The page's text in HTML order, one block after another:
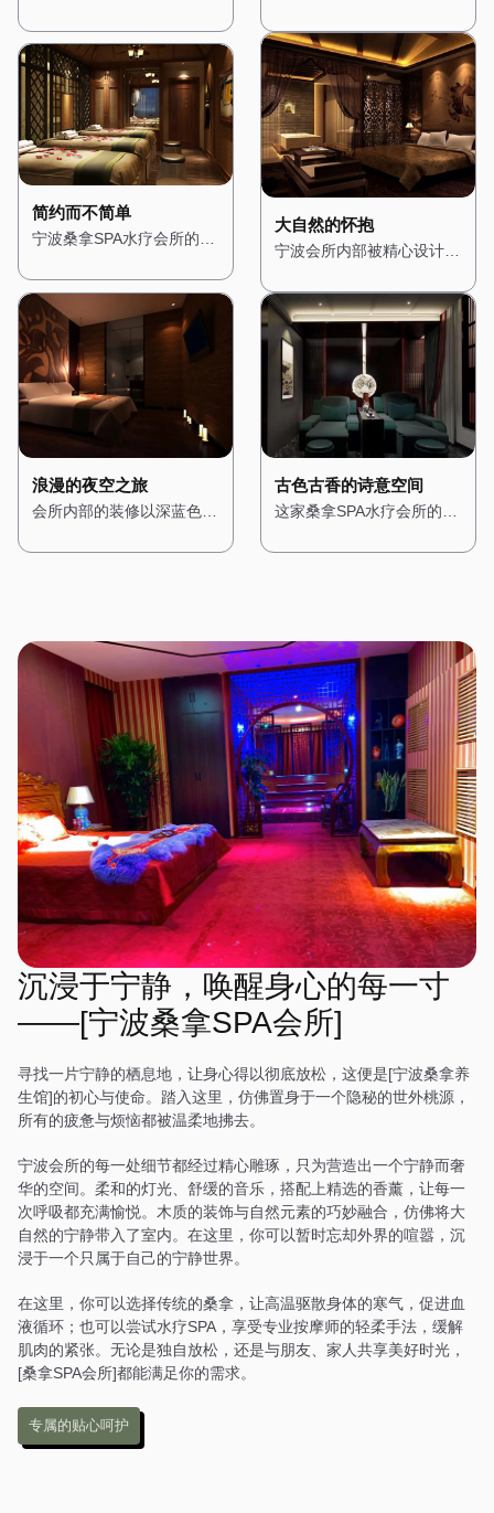
光，营造出一种温馨而宁静
的氛围。桑拿房被设计成半
开放式，四周环绕着绿植，
让人在享受桑拿的同时，也
能感受到自然的气息。水疗
区域则配备了舒适的按摩床
和私人浴缸，每个角落都经
松身心的同时，也能享受视
觉上的愉悦。 这里不仅是
一个远离都市喧嚣的隐秘花
园，让每一位顾客都能在这
里找到属于自己的宁静。
益彰，展现出极致的奢华
感。桑拿房采用进口的芬兰
桑拿设备，内部装饰以高档
木材为主，搭配柔软的皮革
座椅，让人在享受桑拿时也
能感受到舒适与尊贵。水疗
区域则配备了私人水疗套
房，每个房间都配有独立的
蒸汽房、按摩床和私人浴
缸，确保顾客在享受服务时
的私密性。 在这里，每一
待遇，无论是从环境的布置
还是服务的细节，都让人感
受到无与伦比的奢华体验。
在为顾客提供一个心灵的栖
息之所。一进门，便能看到
一个小型的禅意花园，潺潺
的流水声与鸟鸣交织在一
起，营造出一种宁静而祥和
的氛围。 会所内部的装修
以木质为主，搭配淡雅的色
之美。墙壁上挂着禅意的挂
画，角落里摆放着精致的佛
淡的檀香，让人瞬间放松下
来。 桑拿房的设计简约而
精致，采用传统的日式风
格，搭配竹编的装饰和榻榻
米，让人在享受桑拿的同
时，也能感受到禅意的宁
静。水疗区域则配备了舒适
的按摩床和私人浴缸，每个
房间都经过精心布置，搭配
柔软的棉麻布艺，营造出一
种温馨而舒适的感觉。 在
仿佛置身于阳光明媚的海边
小镇。一进门，便能看到蓝
白相间的装饰色调，搭配拱
形的门窗和马赛克瓷砖，展
现出浓郁的地中海风格。
会所内部的装修以明亮的色
调为主，搭配木质的家具和
装饰，营造出一种轻松而愉
悦的氛围。墙壁上挂着地中
海风格的挂画，描绘着湛蓝
仿佛能感受到阳光的温暖。
桑拿房被设计成圆形，四周
环绕着蓝色的瓷砖，搭配白
色的装饰线条，仿佛置身于
海洋之中。水疗区域则配备
了舒适的按摩床和私人浴
缸，每个房间都经过精心布
置，搭配蓝色的窗帘和海洋
元素的装饰，营造出一种浪
漫而惬意的感觉。 在这
里，每一次呼吸都能感受到
简约而不简单
宁波桑拿SPA水疗会所的设
都市的时尚与精致。一进
门，便能看到大面积的玻璃
幕墙，将自然光线引入室
内，营造出明亮而通透的氛
围。 会所内部的装修以白
色和灰色为主色调，搭配简
洁的线条和几何图形，展现
艺术作品，搭配现代感十足
的家具，让人感受到都市的
床和私人浴缸，每个房间都
经过精心设计，搭配简洁的
装饰和舒适的布艺，营造出
一种温馨而舒适的感觉。
在这里，简约的设计风格与
高端的设施设备相结合，为
顾客提供了一个时尚而舒适
的放松空间。
大自然的怀抱
宁波会所内部被精心设计成
木质的装饰与绿植随处可
见，让人瞬间忘却城市的喧
嚣。 墙壁上挂着森林主题
的画作，搭配柔和的灯光，
营造出一种温暖而宁静的氛
围。空气中弥漫着松木的清
香，仿佛置身于真正的森林
之中。桑拿房采用天然木材
搭建，搭配石质的地面，让
人在享受桑拿的同时，也能
静。 水疗区域则配备了私
了自然的气息，每一次放松
都是一场与大自然的亲密对
话。
浪漫的夜空之旅
会所内部的装修以深蓝色和
装饰线条，展现出一种神秘
桑拿房被设计成半圆形，天
花板上装饰着星空灯，让人
在享受桑拿时仿佛置身于星
空之下。水疗区域则配备了
舒适的按摩床和私人浴缸，
每个房间都经过精心布置，
搭配星空主题的装饰，营造
出一种浪漫而宁静的感觉。
在这里，每一次放松都是一
场星空下的梦境之旅。
古色古香的诗意空间
这家桑拿SPA水疗会所的设
人仿佛穿越回了古代的宫
的中式灯具，营造出一种庄
重而典雅的氛围。 会所内
部的装修以木质为主，搭配
传统的中式图案，展现出一
种古朴与自然之美。墙壁上
挂着中国山水画，角落里摆
放着古筝和茶具，空气中弥
漫着淡淡的茶香，让人感受
到东方文化的深厚底蕴。
桑拿房采用传统的中式风
格，搭配木质的装饰和榻榻
米，让人在享受桑拿的同
时，也能感受到古典的宁
静。水疗区域则配备了舒适
的按摩床和私人浴缸，每个
房间都经过精心布置，搭配
中式风格的装饰，营造出一
种温馨而舒适的感觉。在这
里，每一次放松都是一场诗
意的旅行。
沉浸于宁静，唤醒身心的每一寸
——[宁波桑拿SPA会所]
寻找一片宁静的栖息地，让身心得以彻底放松，这便是[宁波桑拿养
生馆]的初心与使命。踏入这里，仿佛置身于一个隐秘的世外桃源，
所有的疲惫与烦恼都被温柔地拂去。
宁波会所的每一处细节都经过精心雕琢，只为营造出一个宁静而奢
华的空间。柔和的灯光、舒缓的音乐，搭配上精选的香薰，让每一
次呼吸都充满愉悦。木质的装饰与自然元素的巧妙融合，仿佛将大
自然的宁静带入了室内。在这里，你可以暂时忘却外界的喧嚣，沉
浸于一个只属于自己的宁静世界。
在这里，你可以选择传统的桑拿，让高温驱散身体的寒气，促进血
液循环；也可以尝试水疗SPA，享受专业按摩师的轻柔手法，缓解
肌肉的紧张。无论是独自放松，还是与朋友、家人共享美好时光，
[桑拿SPA会所]都能满足你的需求。
专属的贴心呵护